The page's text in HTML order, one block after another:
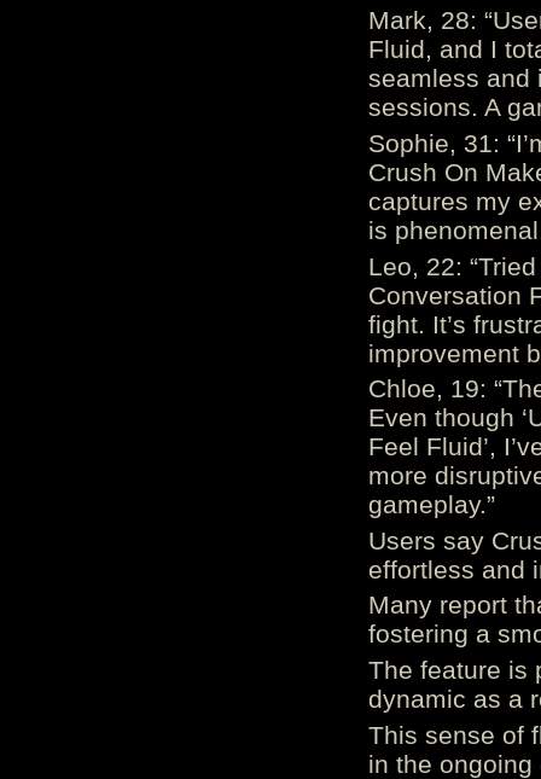
Mark, 28:
Fluid, and I
seamless and
sessions. A
Sophie, 31:
Crush On
captures my
is
Leo, 22:
Conversation
fight. It’s
improvement
Chloe, 19:
Even though
Feel Fluid’,
more
gameplay.”
Users say
effortless and
Many report
fostering a
The feature is
dynamic as a
This sense of
in the ongoing